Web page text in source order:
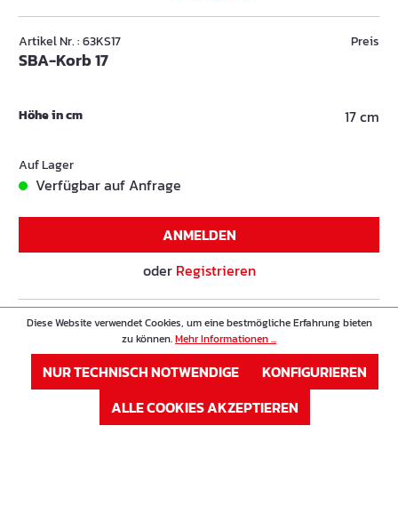
Artikel Nr. : 63KS17
SBA-Korb 17
Preis
Höhe in cm 17 cm
Auf Lager
Verfügbar auf Anfrage
ANMELDEN
oder Registrieren
Artikel Nr. : 63KS19 Preis
Diese Website verwendet Cookies, um eine bestmögliche Erfahrung bieten
zu können.Mehr Informationen ...
NUR TECHNISCH NOTWENDIGE
KONFIGURIEREN
ALLE COOKIES AKZEPTIEREN